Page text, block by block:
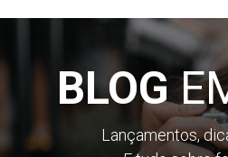
BLOG
Lançamentos,